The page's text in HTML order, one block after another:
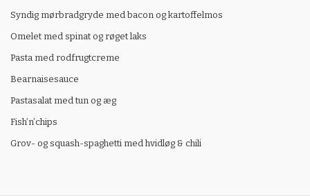
Syndig mørbradgryde med bacon og kartoffelmos
Omelet med spinat og røget laks
Pasta med rodfrugtcreme
Bearnaisesauce
Pastasalat med tun og æg
Fish’n’chips
Grov- og squash-spaghetti med hvidløg & chili